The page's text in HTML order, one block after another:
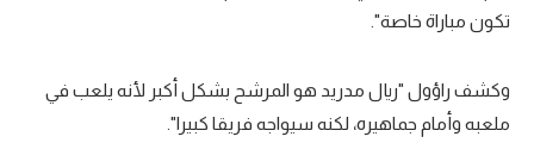
تكون مباراة خاصة".
وكشف راؤول "ريال مدريد هو المرشح بشكل أكبر لأنه يلعب في
ملعبه وأمام جماهيره، لكنه سيواجه فريقا كبيرا".